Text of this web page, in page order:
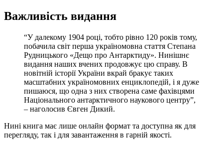
Важливість видання
“У далекому 1904 році, тобто рівно 120 років тому,
побачила світ перша україномовна стаття Степана
Рудницького «Дещо про Антарктиду». Нинішнє
видання наших вчених продовжує цю справу. В
новітній історії України вкрай бракує таких
масштабних україномовних енциклопедій, і я дуже
пишаюся, що одна з них створена саме фахівцями
Національного антарктичного наукового центру”,
– наголосив Євген Дикий.
Нині книга має лише онлайн формат та доступна як для
перегляду, так і для завантаження в гарній якості.